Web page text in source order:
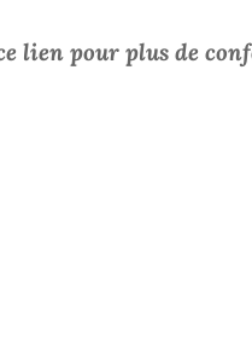
lien pour plus de